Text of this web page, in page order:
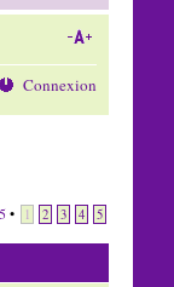
Connexion
5• 1 2 3 4 5